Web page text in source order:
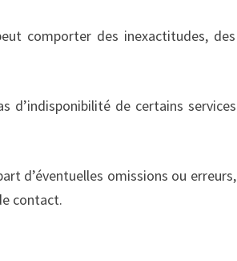
comporter des inexactitudes, des
d’indisponibilité de certains services
d’éventuelles omissions ou erreurs,
contact.